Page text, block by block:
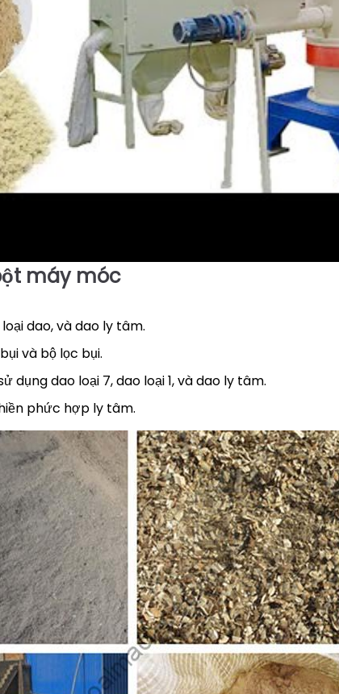
máy móc
dao, và dao ly tâm.
và bộ lọc bụi.
dụng dao loại 7, dao loại 1, và dao ly tâm.
phức hợp ly tâm.